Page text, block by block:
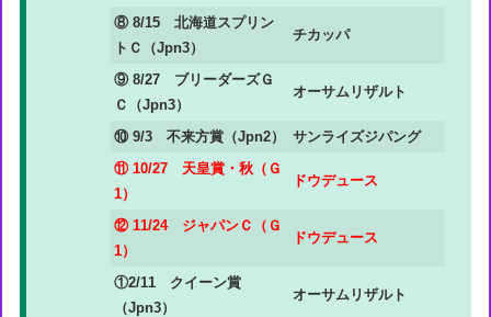
⑧ 8/15 北海道スプリン
トＣ（Jpn3）
チカッパ
⑨ 8/27 ブリーダーズＧ
Ｃ（Jpn3）
オーサムリザルト
⑩ 9/3 不来方賞（Jpn2）
サンライズジパング
⑪ 10/27 天皇賞・秋（Ｇ
1）
ドウデュース
⑫ 11/24 ジャパンＣ（Ｇ
1）
ドウデュース
①2/11 クイーン賞
（Jpn3）
オーサムリザルト